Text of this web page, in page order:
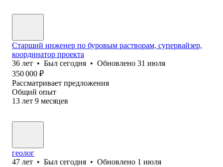
Старший инженер по буровым растворам, супервайзер,
координатор проекта
36 лет • Был сегодня • Обновлено 31 июля
350 000 ₽
Рассматривает предложения
Общий опыт
13 лет 9 месяцев
геолог
47 лет • Был сегодня • Обновлено 1 июля